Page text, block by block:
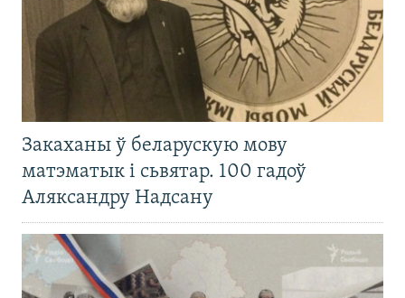
Закаханы ў беларускую мову
матэматык і сьвятар. 100 гадоў
Аляксандру Надсану